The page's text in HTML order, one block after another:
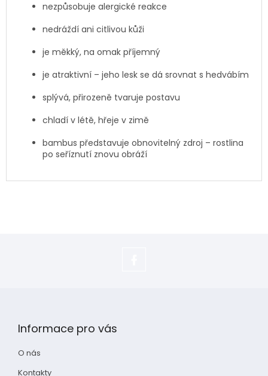
nezpůsobuje alergické reakce
nedráždí ani citlivou kůži
je měkký, na omak příjemný
je atraktivní – jeho lesk se dá srovnat s hedvábím
splývá, přirozeně tvaruje postavu
chladí v létě, hřeje v zimě
bambus představuje obnovitelný zdroj – rostlina
po seříznutí znovu obráží
Informace pro vás
O nás
Kontakty